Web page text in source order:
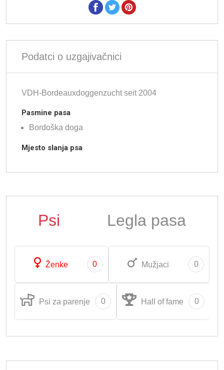
Podatci o uzgajivačnici
VDH-Bordeauxdoggenzucht seit 2004
Pasmine pasa
Bordoška doga
Mjesto slanja psa
Psi Legla pasa
Ženke 0 Mužjaci 0
Psi za parenje 0 Hall of fame 0